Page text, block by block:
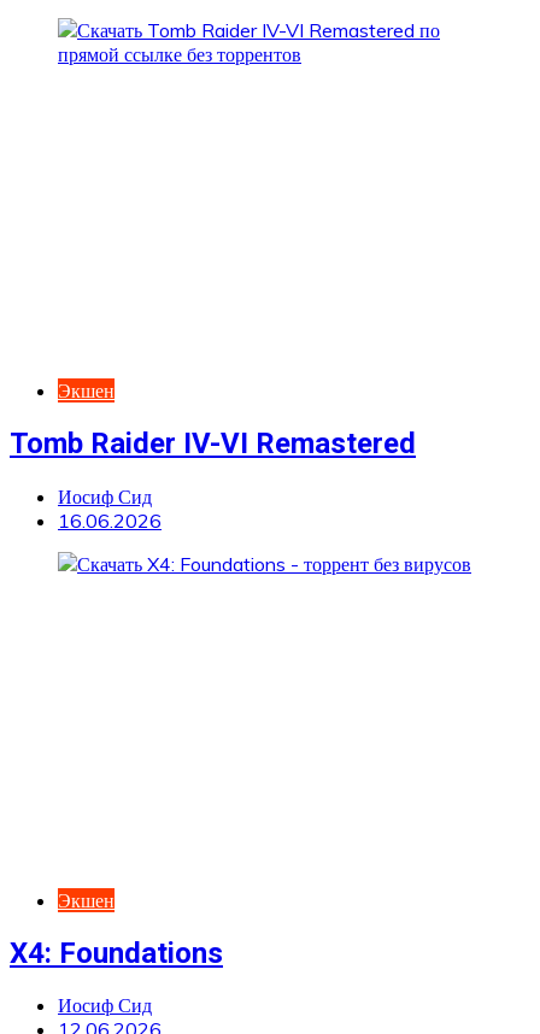
Экшен
Tomb Raider IV-VI Remastered
Иосиф Сид
16.06.2026
Экшен
X4: Foundations
Иосиф Сид